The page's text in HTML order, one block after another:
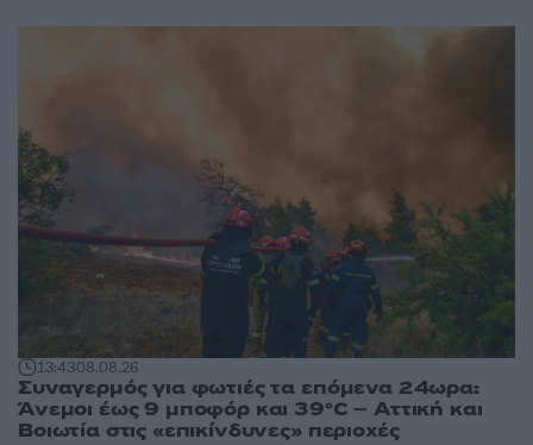
13:4308.08.26
Συναγερμός για φωτιές τα επόμενα 24ωρα:
Άνεμοι έως 9 μποφόρ και 39°C – Αττική και
Βοιωτία στις «επικίνδυνες» περιοχές